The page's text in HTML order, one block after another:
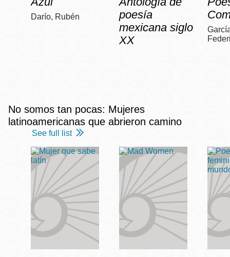
Darío, Rubén
poesía
mexicana siglo
XX
No somos tan pocas: Mujeres
latinoamericanas que abrieron camino
See full list